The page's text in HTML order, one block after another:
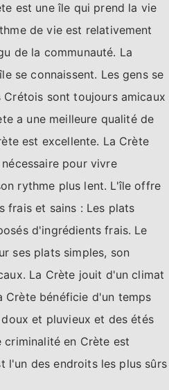
est une île qui prend la vie
de vie est relativement
de la communauté. La
se connaissent. Les gens se
Crétois sont toujours amicaux
a une meilleure qualité de
est excellente. La Crète
pour vivre
rythme plus lent. L'île offre
frais et sains : Les plats
d'ingrédients frais. Le
ses plats simples, son
La Crète jouit d'un climat
Crète bénéficie d'un temps
et pluvieux et des étés
criminalité en Crète est
l'un des endroits les plus sûrs